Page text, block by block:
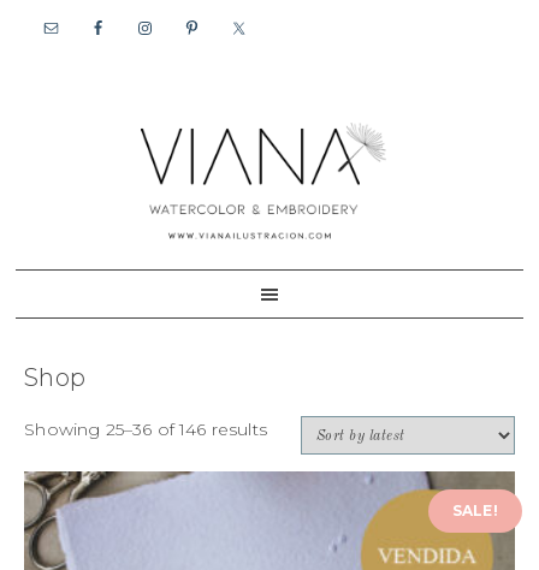
Shop
Showing 25–36 of 146 results
SALE!